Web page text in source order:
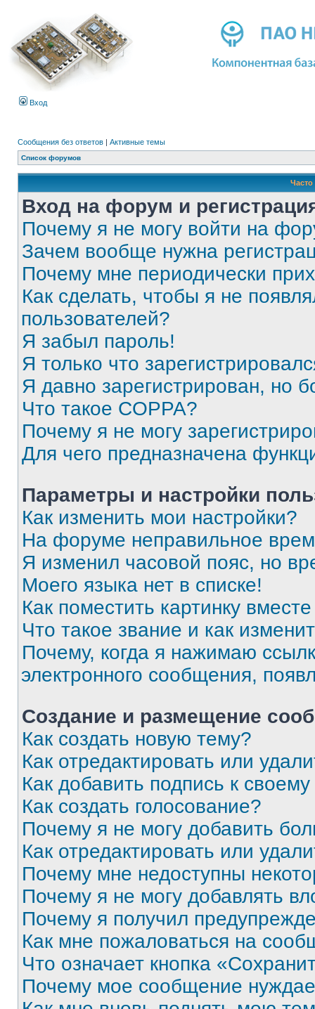
Вход
Сообщения без ответов | Активные темы
Список форумов
Вход на форум и
Почему я не могу войти на
Зачем вообще нужна
Почему мне периодически
Как сделать, чтобы я не
пользователей?
Я забыл пароль!
Я только что
Я давно зарегистрирован, но
Что такое COPPA?
Почему я не могу
Для чего предназначена
Параметры и настройки
Как изменить мои настройки?
На форуме неправильное
Я изменил часовой пояс, но
Моего языка нет в списке!
Как поместить картинку
Что такое звание и как
Почему, когда я нажимаю
электронного сообщения,
Создание и размещение
Как создать новую тему?
Как отредактировать или
Как добавить подпись к
Как создать голосование?
Почему я не могу добавить
Как отредактировать или
Почему мне недоступны
Почему я не могу добавлять
Почему я получил
Как мне пожаловаться на
Что означает кнопка
Почему мое сообщение